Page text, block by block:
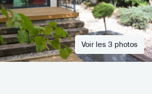
Voir les 3 photos